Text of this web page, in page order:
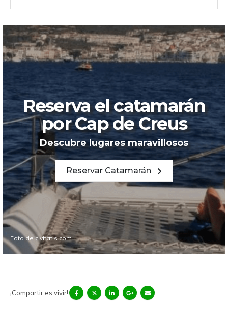
Reserva el catamarán
por Cap de Creus
Descubre lugares maravillosos
Reservar Catamarán
Foto de civitatis.com
¡Compartir es vivir!